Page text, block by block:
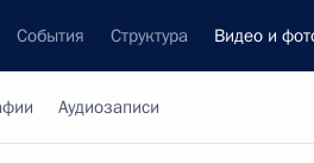
События Структура Видео и
Аудиозаписи